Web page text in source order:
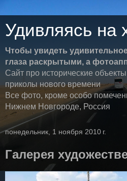
Удивляясь на
Чтобы увидеть
глаза раскрытыми, а
Сайт про исторические
приколы нового времени
Все фото, кроме особо
Нижнем Новгороде, Россия
понедельник, 1 ноября 2010 г.
Галерея